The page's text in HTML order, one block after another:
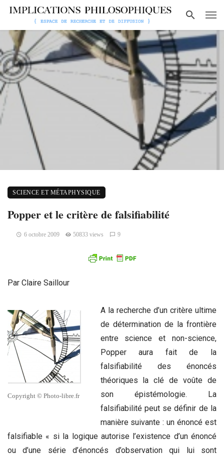
SCIENCE ET MÉTAPHYSIQUE
Popper et le critère de falsifiabilité
6 octobre 2009 50833 views 9
Par Claire Saillour
Copyright © Photo-libre.fr
A la recherche d’un critère ultime
de détermination de la frontière
entre science et non-science,
Popper aura fait de la
falsifiabilité des énoncés
théoriques la clé de voûte de
son épistémologie. La
falsifiabilité peut se définir de la
manière suivante : un énoncé est
falsifiable « si la logique autorise l’existence d’un énoncé
ou d’une série d’énoncés d’observation qui lui sont